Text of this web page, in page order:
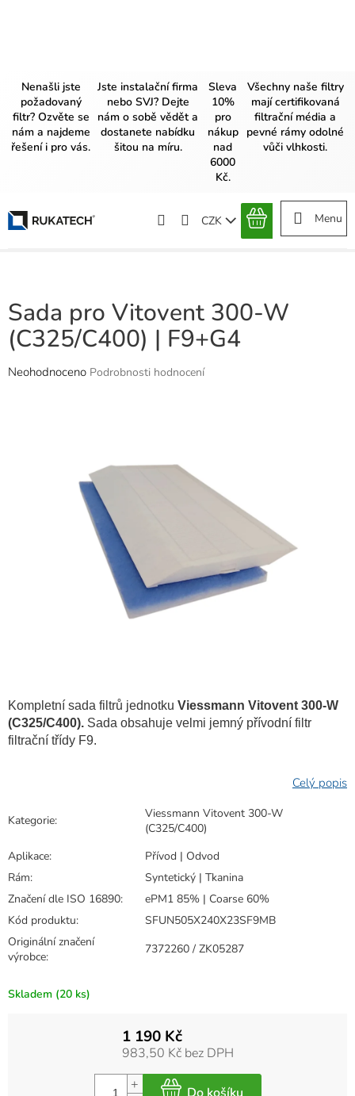
Nenašli jste
požadovaný
filtr? Ozvěte se
nám a najdeme
řešení i pro vás.
Jste instalační firma
nebo SVJ? Dejte
nám o sobě vědět a
dostanete nabídku
šitou na míru.
Sleva
10%
pro
nákup
nad
6000
Kč.
Všechny naše filtry
mají certifikovaná
filtrační média a
pevné rámy odolné
vůči vlhkosti.
CZK
NÁKUPNÍ
Sada pro Vitovent 300-W
(C325/C400) | F9+G4
Průměrné
Neohodnoceno Podrobnosti hodnocení
Skladem (20 ks)
Kompletní sada filtrů jednotku Viessmann Vitovent 300-W
(C325/C400). Sada obsahuje velmi jemný přívodní filtr
filtrační třídy F9.
Kategorie:
Viessmann Vitovent 300-W
(C325/C400)
Aplikace:
Přívod | Odvod
Rám:
Syntetický | Tkanina
Značení dle ISO 16890:
ePM1 85% | Coarse 60%
Kód produktu:
SFUN505X240X23SF9MB
Originální značení
výrobce:
7372260 / ZK05287
1 190 Kč
983,50 Kč bez DPH